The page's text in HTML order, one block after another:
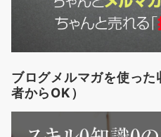
ブログメルマガを使っ
者からOK）